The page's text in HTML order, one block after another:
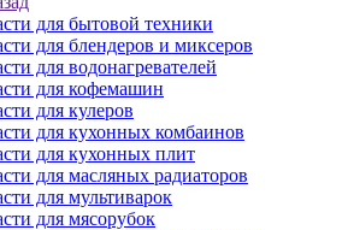
для бытовой техники
для блендеров и миксеров
для водонагревателей
для кофемашин
для кулеров
для кухонных комбаинов
для кухонных плит
для масляных радиаторов
для мультиварок
для мясорубок
для посудомоечных машин